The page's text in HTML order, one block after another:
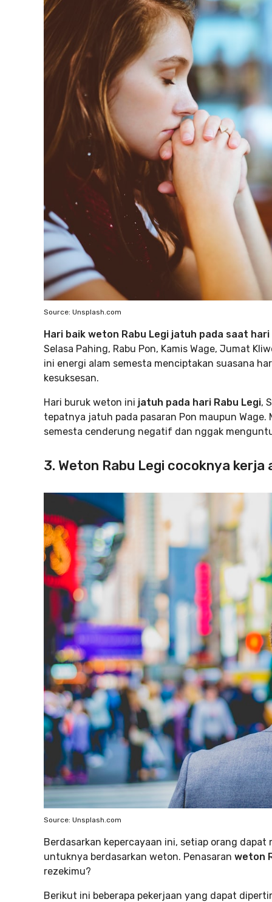
Source: Unsplash.com
Hari baik weton Rabu Legi jatuh pada saat hari
Selasa Pahing, Rabu Pon, Kamis Wage, Jumat
ini energi alam semesta menciptakan suasana
kesuksesan.
Hari buruk weton ini jatuh pada hari Rabu Legi,
tepatnya jatuh pada pasaran Pon maupun
semesta cenderung negatif dan nggak
3. Weton Rabu Legi cocoknya
Source: Unsplash.com
Berdasarkan kepercayaan ini, setiap orang
untuknya berdasarkan weton. Penasaran weton
rezekimu?
Berikut ini beberapa pekerjaan yang dapat